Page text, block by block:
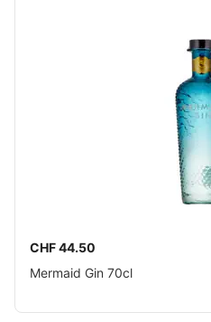
CHF 44.50
Mermaid Gin 70cl